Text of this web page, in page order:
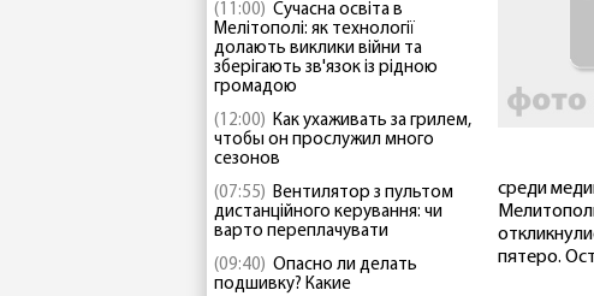
(11:00) Сучасна освіта в
Мелітополі: як технології
долають виклики війни та
зберігають зв'язок із рідною
громадою
(12:00) Как ухаживать за грилем,
чтобы он прослужил много
сезонов
(07:55) Вентилятор з пультом
дистанційного керування: чи
варто переплачувати
(09:40) Опасно ли делать
подшивку? Какие
среди
пятеро.